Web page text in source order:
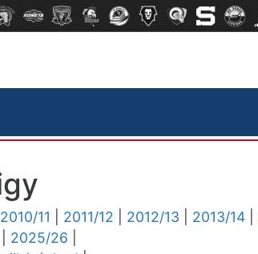
2010/11 2011/12 2012/13 2013/14
2025/26